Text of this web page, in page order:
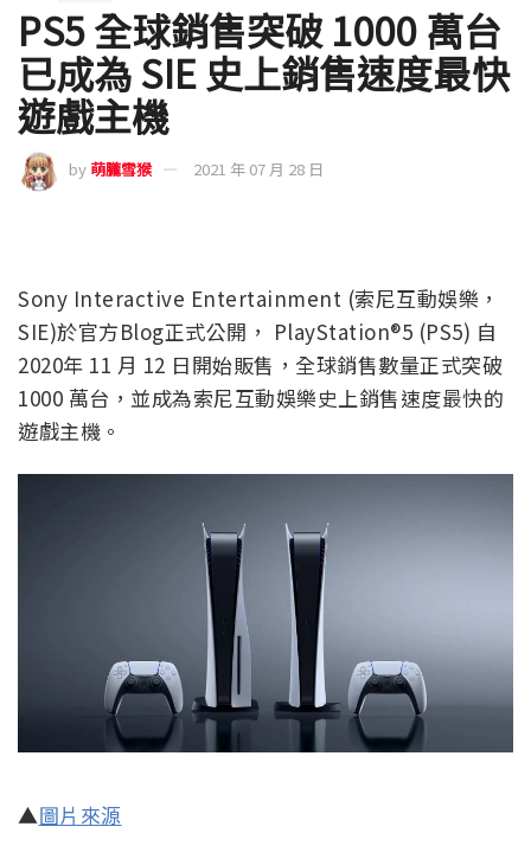
PS5 全球銷售突破 1000 萬台
已成為 SIE 史上銷售速度最快
遊戲主機
by 萌朧雪猴 2021 年 07 月 28 日
Sony Interactive Entertainment (索尼互動娛樂，
SIE)於官方Blog正式公開， PlayStation®5 (PS5) 自
2020年 11 月 12 日開始販售，全球銷售數量正式突破
1000 萬台，並成為索尼互動娛樂史上銷售速度最快的
遊戲主機。
▲圖片來源